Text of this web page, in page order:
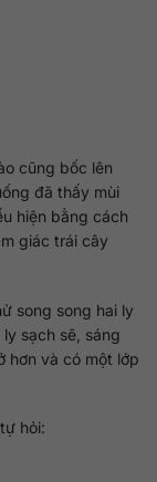
cũng bốc lên
đã thấy mùi
hiện bằng cách
giác trái cây
song song hai ly
sạch sẽ, sáng
hơn và có một lớp
hỏi: